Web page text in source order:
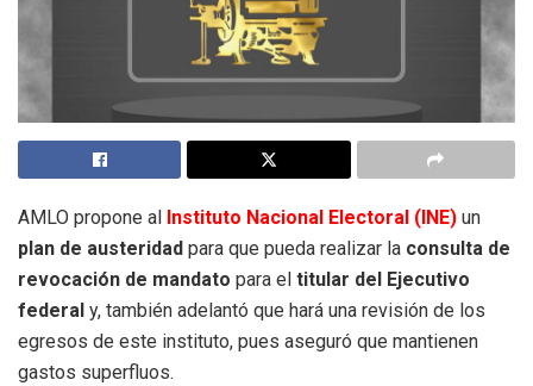
AMLO propone al Instituto Nacional Electoral (INE) un
plan de austeridad para que pueda realizar la consulta de
revocación de mandato para el titular del Ejecutivo
federal y, también adelantó que hará una revisión de los
egresos de este instituto, pues aseguró que mantienen
gastos superfluos.